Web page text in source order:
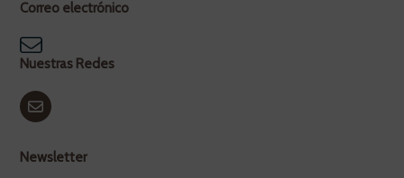
Correo electrónico
Nuestras Redes
Newsletter